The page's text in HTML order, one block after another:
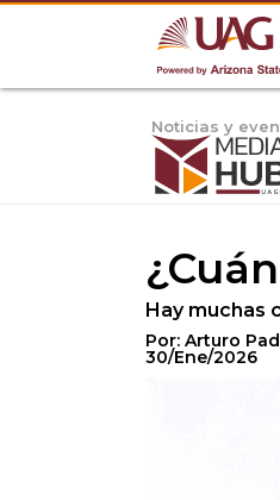
Noticias y
Hay muchas
Por: Arturo
30/Ene/2026